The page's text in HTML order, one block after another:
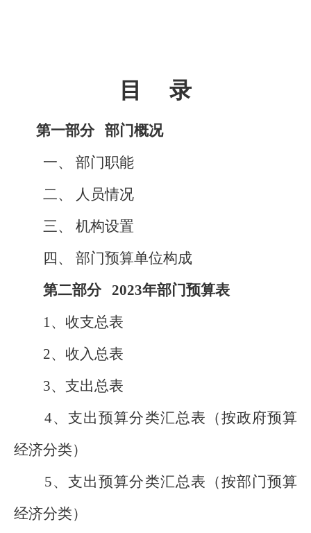
目 录
第一部分 部门概况
一、 部门职能
二、 人员情况
三、 机构设置
四、 部门预算单位构成
第二部分 2023年部门预算表
1、收支总表
2、收入总表
3、支出总表
4、支出预算分类汇总表（按政府预算
经济分类）
5、支出预算分类汇总表（按部门预算
经济分类）